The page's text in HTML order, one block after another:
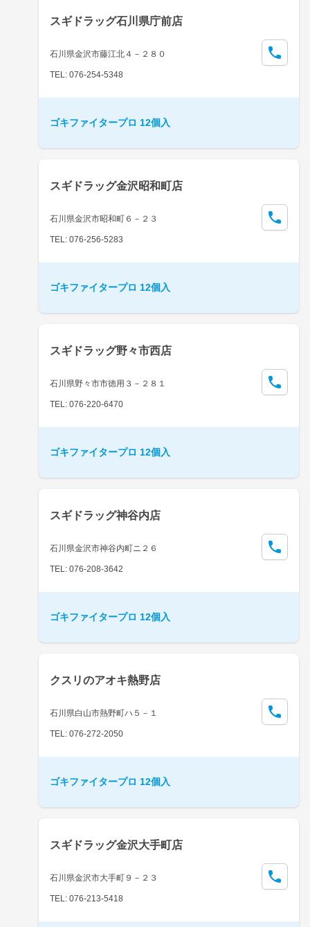
スギドラッグ石川県庁前店
石川県金沢市藤江北４－２８０
TEL: 076-254-5348
ゴキファイタープロ 12個入
スギドラッグ金沢昭和町店
石川県金沢市昭和町６－２３
TEL: 076-256-5283
ゴキファイタープロ 12個入
スギドラッグ野々市西店
石川県野々市市徳用３－２８１
TEL: 076-220-6470
ゴキファイタープロ 12個入
スギドラッグ神谷内店
石川県金沢市神谷内町ニ２６
TEL: 076-208-3642
ゴキファイタープロ 12個入
クスリのアオキ熱野店
石川県白山市熱野町ハ５－１
TEL: 076-272-2050
ゴキファイタープロ 12個入
スギドラッグ金沢大手町店
石川県金沢市大手町９－２３
TEL: 076-213-5418